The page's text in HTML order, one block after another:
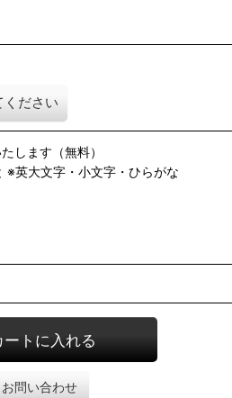
ください
します（無料）
※英大文字・小文字・ひらがな
ートに入れる
お問い合わせ